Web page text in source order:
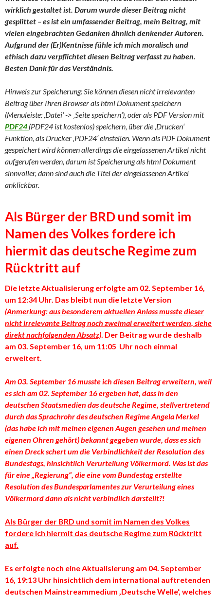
wirklich gestaltet ist. Darum wurde dieser Beitrag nicht
gesplittet – es ist ein umfassender Beitrag, mein Beitrag, mit
vielen eingebrachten Gedanken ähnlich denkender Autoren.
Aufgrund der (Er)Kentnisse fühle ich mich moralisch und
ethisch dazu verpflichtet diesen Beitrag verfasst zu haben.
Besten Dank für das Verständnis.
Hinweis zur Speicherung: Sie können diesen nicht irrelevanten
Beitrag über Ihren Browser als html Dokument speichern
(Menuleiste: ‚Datei‘ -> ‚Seite speichern‘), oder als PDF Version mit
PDF24 (PDF24 ist kostenlos) speichern, über die ‚Drucken‘
Funktion, als Drucker ‚PDF24‘ einstellen. Wenn als PDF Dokument
gespeichert wird können allerdings die eingelassenen Artikel nicht
aufgerufen werden, darum ist Speicherung als html Dokument
sinnvoller, dann sind auch die Titel der eingelassenen Artikel
anklickbar.
Als Bürger der BRD und somit im
Namen des Volkes fordere ich
hiermit das deutsche Regime zum
Rücktritt auf
Die letzte Aktualisierung erfolgte am 02. September 16,
um 12:34 Uhr. Das bleibt nun die letzte Version
(Anmerkung: aus besonderem aktuellen Anlass musste dieser
nicht irrelevante Beitrag noch zweimal erweitert werden, siehe
direkt nachfolgenden Absatz). Der Beitrag wurde deshalb
am 03. September 16, um 11:05 Uhr noch einmal
erweitert.
Am 03. September 16 musste ich diesen Beitrag erweitern, weil
es sich am 02. September 16 ergeben hat, dass in den
deutschen Staatsmedien das deutsche Regime, stellvertretend
durch das Sprachrohr des deutschen Regime Angela Merkel
(das habe ich mit meinen eigenen Augen gesehen und meinen
eigenen Ohren gehört) bekannt gegeben wurde, dass es sich
einen Dreck schert um die Verbindlichkeit der Resolution des
Bundestags, hinsichtlich Verurteilung Völkermord. Was ist das
für eine „Regierung“, die eine vom Bundestag erstellte
Resolution des Bundesparlamentes zur Verurteilung eines
Völkermord dann als nicht verbindlich darstellt?!
Als Bürger der BRD und somit im Namen des Volkes
fordere ich hiermit das deutsche Regime zum Rücktritt
auf.
Es erfolgte noch eine Aktualisierung am 04. September
16, 19:13 Uhr hinsichtlich dem international auftretenden
deutschen Mainstreammedium ‚Deutsche Welle‘, welches